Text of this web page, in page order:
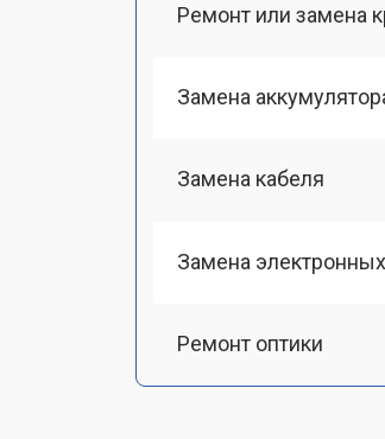
Ремонт или замена
Замена
Замена кабеля
Замена
Ремонт оптики